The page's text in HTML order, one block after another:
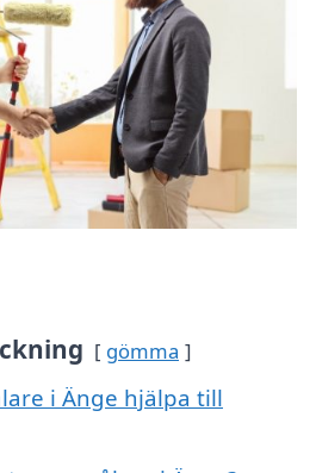
gömma
i Änge hjälpa till